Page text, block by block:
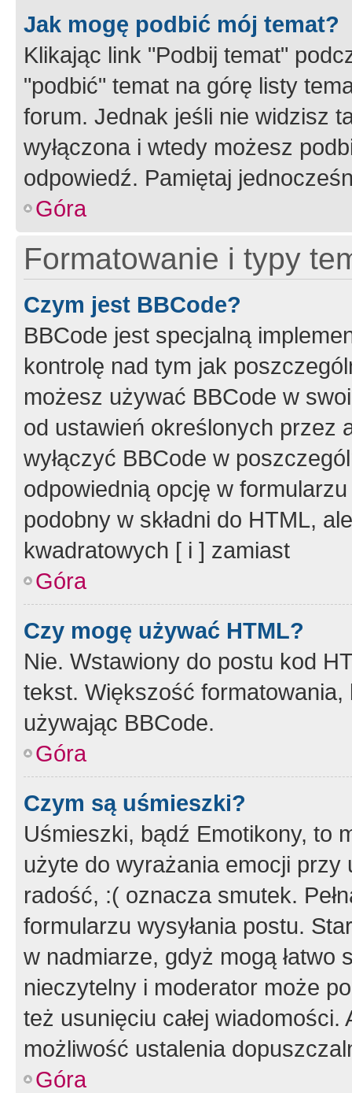
Jak mogę podbić mój temat?
Klikając link "Podbij temat"
"podbić" temat na górę listy
forum. Jednak jeśli nie widzisz
wyłączona i wtedy możesz
odpowiedź. Pamiętaj
Góra
Formatowanie i typy
Czym jest BBCode?
BBCode jest specjalną
kontrolę nad tym jak
możesz używać BBCode w
od ustawień określonych przez
wyłączyć BBCode w
odpowiednią opcję w
podobny w składni do HTML,
kwadratowych [ i ] zamiast
Góra
Czy mogę używać HTML?
Nie. Wstawiony do postu kod
tekst. Większość
używając BBCode.
Góra
Czym są uśmieszki?
Uśmieszki, bądź Emotikony, to
użyte do wyrażania emocji
radość, :( oznacza smutek.
formularzu wysyłania postu.
w nadmiarze, gdyż mogą
nieczytelny i moderator może
też usunięciu całej
możliwość ustalenia
Góra